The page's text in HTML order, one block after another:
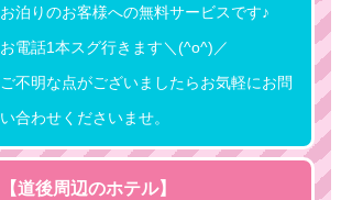
お泊りのお客様への無料サービスです♪
お電話1本スグ行きます＼(^o^)／
ご不明な点がございましたらお気軽にお問
い合わせくださいませ。
【道後周辺のホテル】